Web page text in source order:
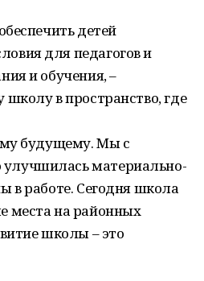
детей
для педагогов и
и обучения, –
в пространство, где
будущему. Мы с
материально-
в работе. Сегодня школа
места на районных
школы – это